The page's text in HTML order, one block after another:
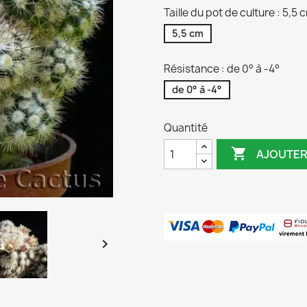

Taille du pot de culture : 5,5
5,5 cm
Résistance : de 0° à -4°
de 0° à -4°
Quantité
